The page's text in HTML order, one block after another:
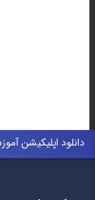
دانلود اپلیکیشن